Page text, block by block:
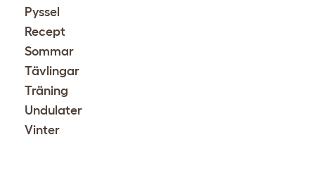
Pyssel
Recept
Sommar
Tävlingar
Träning
Undulater
Vinter